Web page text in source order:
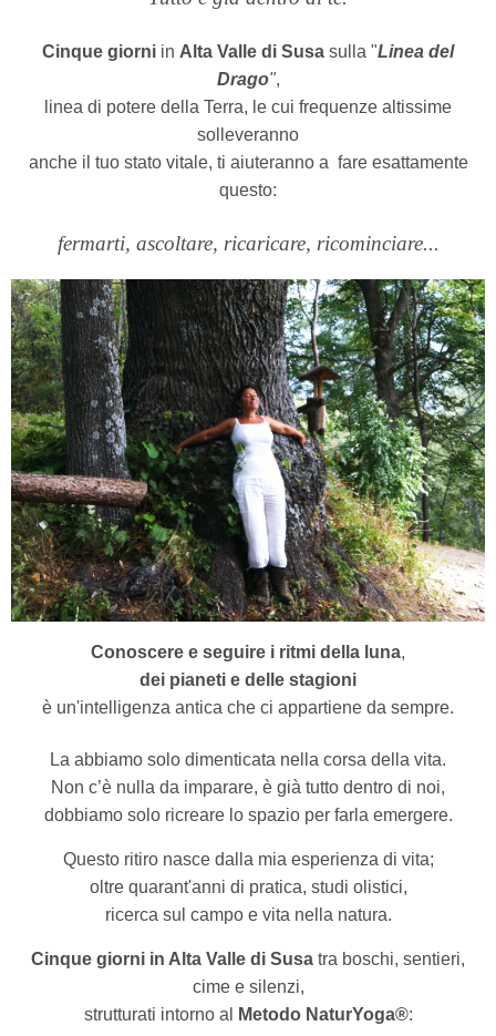
Cinque giorni in Alta Valle di Susa sulla "Linea del
Drago",
linea di potere della Terra, le cui frequenze altissime
solleveranno
anche il tuo stato vitale, ti aiuteranno a fare esattamente
questo:
fermarti, ascoltare, ricaricare, ricominciare...
Conoscere e seguire i ritmi della luna,
dei pianeti e delle stagioni
è un'intelligenza antica che ci appartiene da sempre.
La abbiamo solo dimenticata nella corsa della vita.
Non c’è nulla da imparare, è già tutto dentro di noi,
dobbiamo solo ricreare lo spazio per farla emergere.
Questo ritiro nasce dalla mia esperienza di vita;
oltre quarant'anni di pratica, studi olistici,
ricerca sul campo e vita nella natura.
Cinque giorni in Alta Valle di Susa tra boschi, sentieri,
cime e silenzi,
strutturati intorno al
Metodo NaturYoga®: